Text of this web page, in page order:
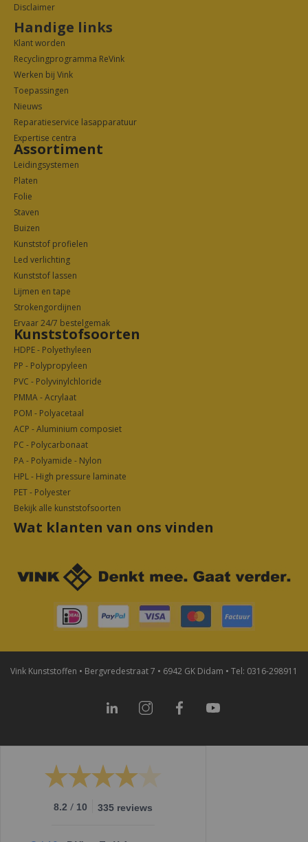
Disclaimer
Handige links
Klant worden
Recyclingprogramma ReVink
Werken bij Vink
Toepassingen
Nieuws
Reparatieservice lasapparatuur
Expertise centra
Assortiment
Leidingsystemen
Platen
Folie
Staven
Buizen
Kunststof profielen
Led verlichting
Kunststof lassen
Lijmen en tape
Strokengordijnen
Ervaar 24/7 bestelgemak
Kunststofsoorten
HDPE - Polyethyleen
PP - Polypropyleen
PVC - Polyvinylchloride
PMMA - Acrylaat
POM - Polyacetaal
ACP - Aluminium composiet
PC - Polycarbonaat
PA - Polyamide - Nylon
HPL - High pressure laminate
PET - Polyester
Bekijk alle kunststofsoorten
Wat klanten van ons vinden
Vink Kunststoffen • Bergvredestraat 7 • 6942 GK Didam • Tel: 0316-298911
Facebook YouTube
8.2 / 10 335 reviews